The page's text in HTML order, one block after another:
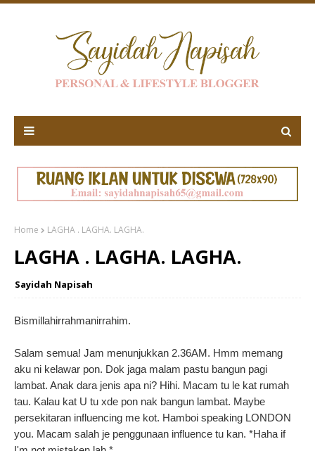
Home LAGHA . LAGHA. LAGHA.
LAGHA . LAGHA. LAGHA.
Sayidah Napisah
Bismillahirrahmanirrahim.
Salam semua! Jam menunjukkan 2.36AM. Hmm memang
aku ni kelawar pon. Dok jaga malam pastu bangun pagi
lambat. Anak dara jenis apa ni? Hihi. Macam tu le kat rumah
tau. Kalau kat U tu xde pon nak bangun lambat. Maybe
persekitaran influencing me kot. Hamboi speaking LONDON
you. Macam salah je penggunaan influence tu kan. *Haha if